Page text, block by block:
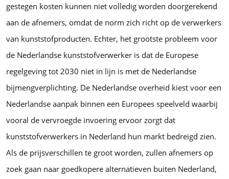
gestegen kosten kunnen niet volledig worden doorgerekend
aan de afnemers, omdat de norm zich richt op de verwerkers
van kunststofproducten. Echter, het grootste probleem voor
de Nederlandse kunststofverwerker is dat de Europese
regelgeving tot 2030 niet in lijn is met de Nederlandse
bijmengverplichting. De Nederlandse overheid kiest voor een
Nederlandse aanpak binnen een Europees speelveld waarbij
vooral de vervroegde invoering ervoor zorgt dat
kunststofverwerkers in Nederland hun markt bedreigd zien.
Als de prijsverschillen te groot worden, zullen afnemers op
zoek gaan naar goedkopere alternatieven buiten Nederland,